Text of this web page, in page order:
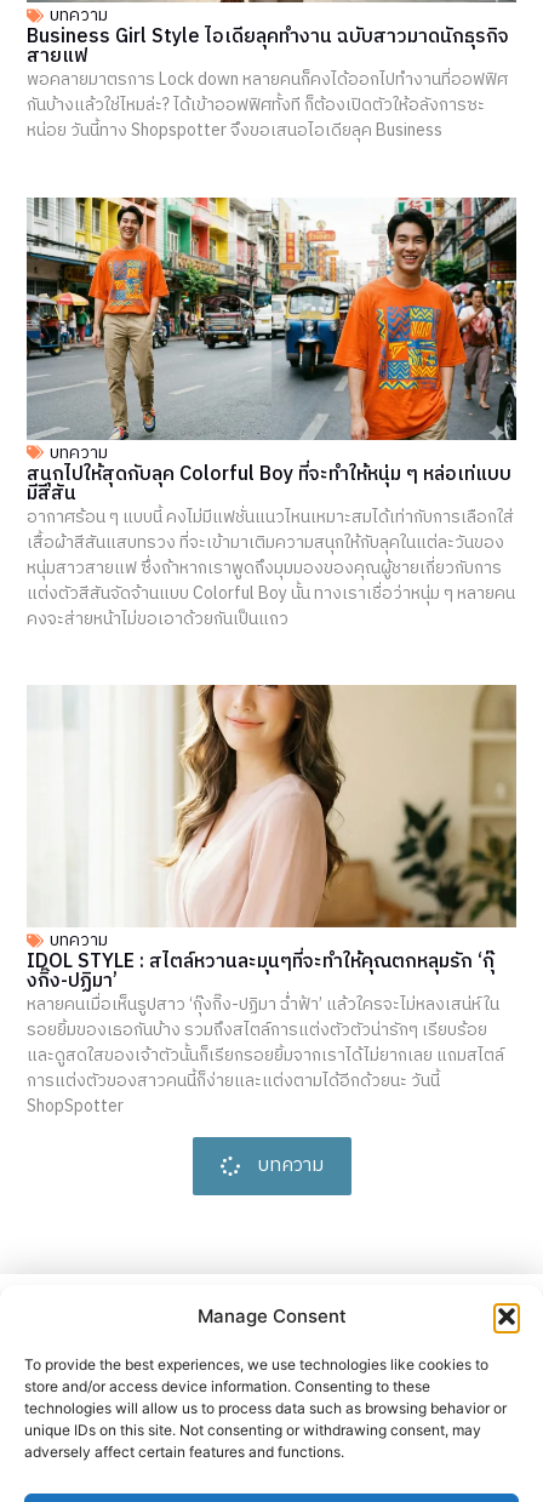
Manage Consent
To provide the best experiences, we use technologies like cookies to
store and/or access device information. Consenting to these
technologies will allow us to process data such as browsing behavior or
unique IDs on this site. Not consenting or withdrawing consent, may
adversely affect certain features and functions.
บทความ
Business Girl Style ไอเดียลุคทำงาน ฉบับสาวมาดนักธุรกิจ
สายแฟ
พอคลายมาตรการ Lock down หลายคนก็คงได้ออกไปทำงานที่ออฟฟิศ
กันบ้างแล้วใช่ไหมล่ะ? ได้เข้าออฟฟิศทั้งที ก็ต้องเปิดตัวให้อลังการซะ
หน่อย วันนี้ทาง Shopspotter จึงขอเสนอไอเดียลุค Business
บทความ
สนุกไปให้สุดกับลุค Colorful Boy ที่จะทำให้หนุ่ม ๆ หล่อเท่แบบ
มีสีสัน
อากาศร้อน ๆ แบบนี้ คงไม่มีแฟชั่นแนวไหนเหมาะสมได้เท่ากับการเลือกใส่
เสื้อผ้าสีสันแสบทรวง ที่จะเข้ามาเติมความสนุกให้กับลุคในแต่ละวันของ
หนุ่มสาวสายแฟ ซึ่งถ้าหากเราพูดถึงมุมมองของคุณผู้ชายเกี่ยวกับการ
แต่งตัวสีสันจัดจ้านแบบ Colorful Boy นั้น ทางเราเชื่อว่าหนุ่ม ๆ หลายคน
คงจะส่ายหน้าไม่ขอเอาด้วยกันเป็นแถว
บทความ
IDOL STYLE : สไตล์หวานละมุนๆที่จะทำให้คุณตกหลุมรัก ‘กุ๊
งกิ๊ง-ปฏิมา’
หลายคนเมื่อเห็นรูปสาว ‘กุ๊งกิ๊ง-ปฏิมา ฉ่ำฟ้า’ แล้วใครจะไม่หลงเสน่ห์ใน
รอยยิ้มของเธอกันบ้าง รวมถึงสไตล์การแต่งตัวตัวน่ารักๆ เรียบร้อย
และดูสดใสของเจ้าตัวนั้นก็เรียกรอยยิ้มจากเราได้ไม่ยากเลย แถมสไตล์
การแต่งตัวของสาวคนนี้ก็ง่ายและแต่งตามได้อีกด้วยนะ วันนี้
ShopSpotter
บทความ
ปล่อยตัวปล่อยใจไปกับ
และแนวคิดต่างๆ
Shop Spotter
ติดตามเราได้ที่นี่ :